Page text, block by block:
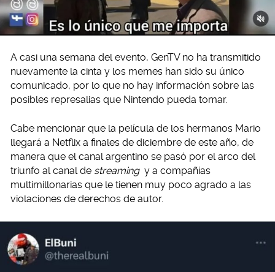
A casi una semana del evento, GenTV no ha transmitido
nuevamente la cinta y los memes han sido su único
comunicado, por lo que no hay información sobre las
posibles represalias que Nintendo pueda tomar.
Cabe mencionar que la película de los hermanos Mario
llegará a Netflix a finales de diciembre de este año, de
manera que el canal argentino se pasó por el arco del
triunfo al canal de streaming y a compañías
multimillonarias que le tienen muy poco agrado a las
violaciones de derechos de autor.